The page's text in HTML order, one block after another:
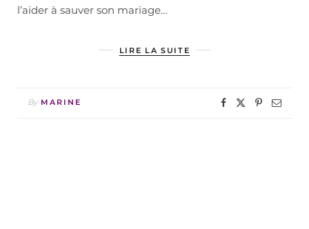
l’aider à sauver son mariage…
LIRE LA SUITE
By MARINE